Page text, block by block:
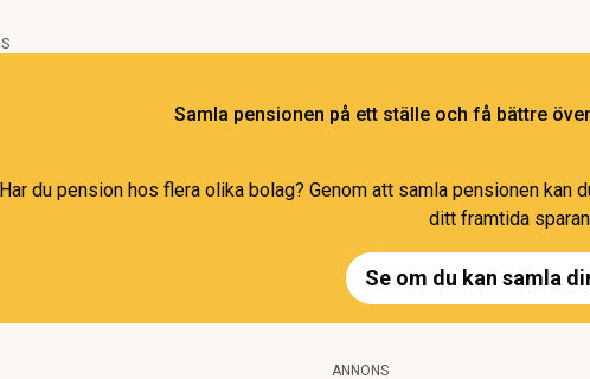
Samla pensionen på ett ställe och få bättre
Har du pension hos flera olika bolag? Genom att samla pensionen
ditt framtida
Se om du kan samla
ANNONS